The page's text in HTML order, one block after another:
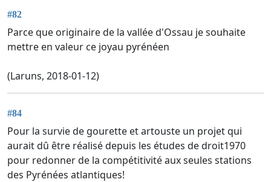
#82
Parce que originaire de la vallée d'Ossau je souhaite
mettre en valeur ce joyau pyrénéen
(Laruns, 2018-01-12)
#84
Pour la survie de gourette et artouste un projet qui
aurait dû être réalisé depuis les études de droit1970
pour redonner de la compétitivité aux seules stations
des Pyrénées atlantiques!